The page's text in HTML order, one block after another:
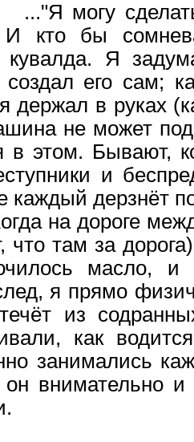
сделать
И кто бы
кувалда. Я
его сам;
держал в руках
не может
в этом. Бывают,
и
каждый дерзнёт
дороге между
что там за
масло, и
я прямо
течёт из
как
занимались
он внимательно